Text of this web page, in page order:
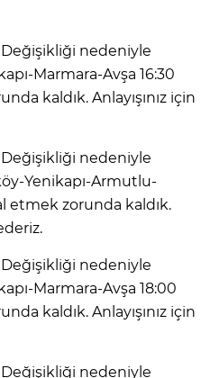
nedeniyle
Marmara-Avşa 16:30
kaldık. Anlayışınız için
nedeniyle
Yenikapı-Armutlu-
etmek zorunda kaldık.
nedeniyle
Marmara-Avşa 18:00
kaldık. Anlayışınız için
nedeniyle